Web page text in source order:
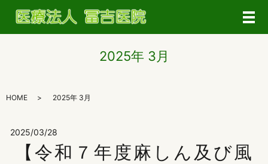
メ
2025年 3月
HOME 2025年 3月
2025/03/28
【令和７年度麻しん及び風